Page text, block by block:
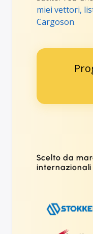
miei vettori,
Cargoson.
Scelto da